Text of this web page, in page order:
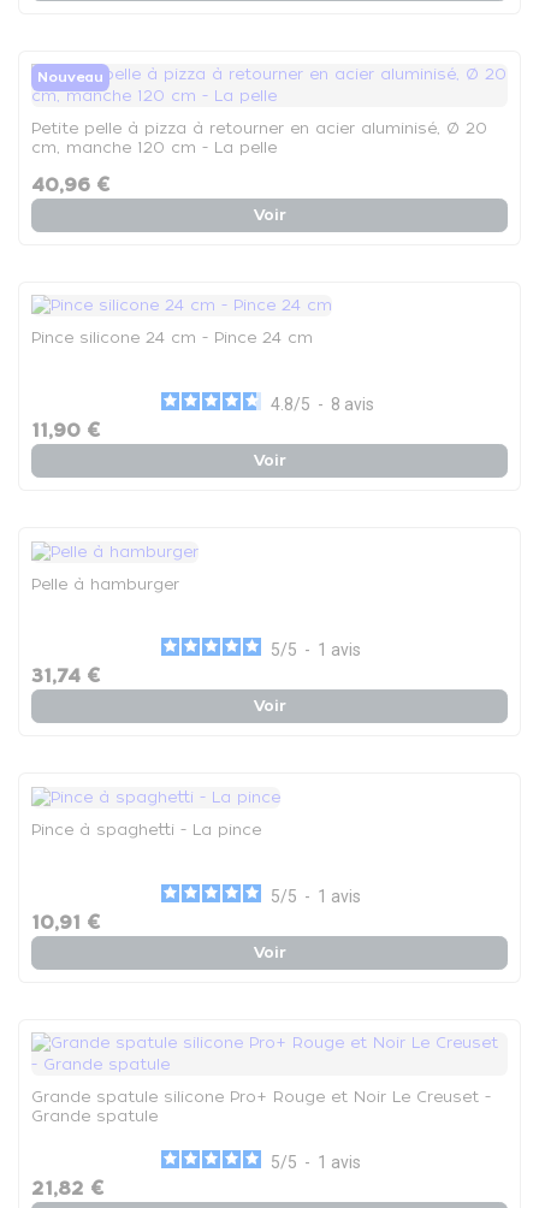
Nouveau
Petite pelle à pizza à retourner en acier aluminisé, Ø 20
cm, manche 120 cm - La pelle
40,96 €
Voir
Pince silicone 24 cm - Pince 24 cm
4.8/5 - 8 avis
11,90 €
Voir
Pelle à hamburger
5/5 - 1 avis
31,74 €
Voir
Pince à spaghetti - La pince
5/5 - 1 avis
10,91 €
Voir
Grande spatule silicone Pro+ Rouge et Noir Le Creuset -
Grande spatule
5/5 - 1 avis
21,82 €